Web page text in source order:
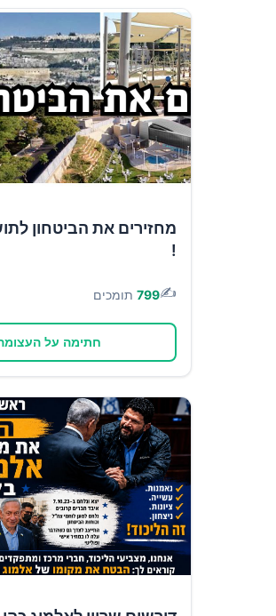
מחזירים את הביטחון
!
✍️
799 תומכים
חתימה על